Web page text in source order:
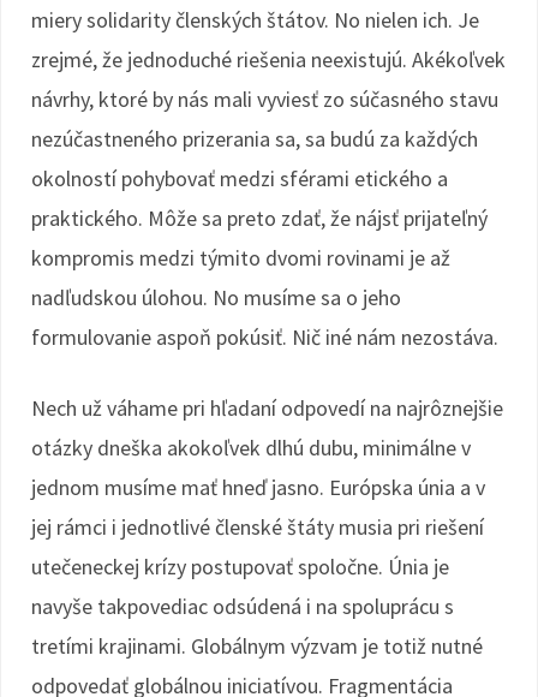
miery solidarity členských štátov. No nielen ich. Je
zrejmé, že jednoduché riešenia neexistujú. Akékoľvek
návrhy, ktoré by nás mali vyviesť zo súčasného stavu
nezúčastneného prizerania sa, sa budú za každých
okolností pohybovať medzi sférami etického a
praktického. Môže sa preto zdať, že nájsť prijateľný
kompromis medzi týmito dvomi rovinami je až
nadľudskou úlohou. No musíme sa o jeho
formulovanie aspoň pokúsiť. Nič iné nám nezostáva.
Nech už váhame pri hľadaní odpovedí na najrôznejšie
otázky dneška akokoľvek dlhú dubu, minimálne v
jednom musíme mať hneď jasno. Európska únia a v
jej rámci i jednotlivé členské štáty musia pri riešení
utečeneckej krízy postupovať spoločne. Únia je
navyše takpovediac odsúdená i na spoluprácu s
tretími krajinami. Globálnym výzvam je totiž nutné
odpovedať globálnou iniciatívou. Fragmentácia